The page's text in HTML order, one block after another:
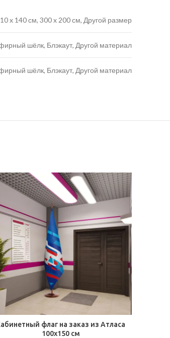
x 140 см, 300 x 200 см, Другой размер
шёлк, Блэкаут, Другой материал
шёлк, Блэкаут, Другой материал
флаг на заказ из Атласа
100х150 см